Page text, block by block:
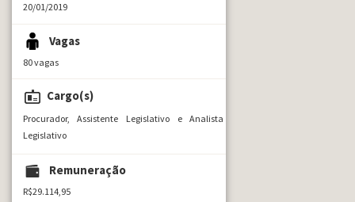
20/01/2019
Vagas
80 vagas
Cargo(s)
Procurador, Assistente Legislativo e Analista
Legislativo
Remuneração
R$29.114,95